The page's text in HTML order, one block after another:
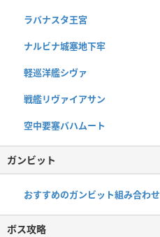
ラバナスタ王宮
ナルビナ城塞地下牢
軽巡洋艦シヴァ
戦艦リヴァイアサン
空中要塞バハムート
ガンビット
おすすめのガンビット組み合わせ
ボス攻略